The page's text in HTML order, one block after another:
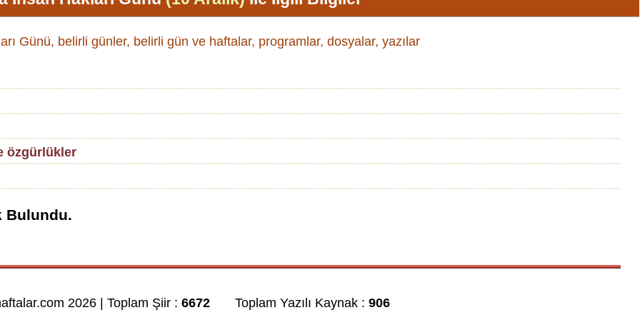
Günü, belirli günler, belirli gün ve haftalar, programlar, dosyalar, yazılar
özgürlükler
2026 | Toplam Şiir :6672 Toplam Yazılı Kaynak :906